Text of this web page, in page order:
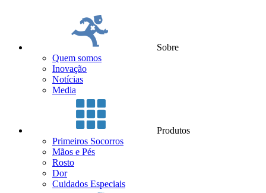
Sobre
Quem somos
Inovação
Notícias
Media
Produtos
Primeiros Socorros
Mãos e Pés
Rosto
Dor
Cuidados Especiais